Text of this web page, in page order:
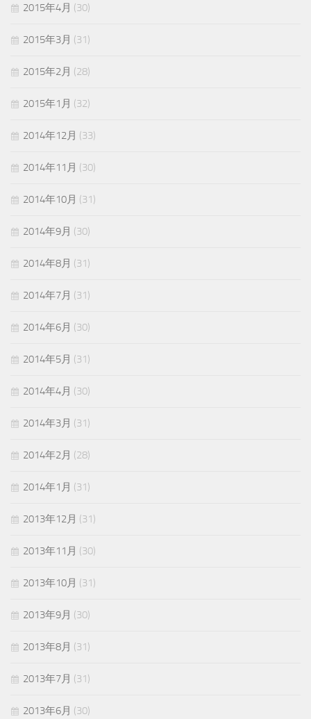
2015年4月 (30)
2015年3月 (31)
2015年2月 (28)
2015年1月 (32)
2014年12月 (33)
2014年11月 (30)
2014年10月 (31)
2014年9月 (30)
2014年8月 (31)
2014年7月 (31)
2014年6月 (30)
2014年5月 (31)
2014年4月 (30)
2014年3月 (31)
2014年2月 (28)
2014年1月 (31)
2013年12月 (31)
2013年11月 (30)
2013年10月 (31)
2013年9月 (30)
2013年8月 (31)
2013年7月 (31)
2013年6月 (30)